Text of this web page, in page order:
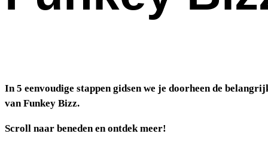
In 5 eenvoudige stappen gidsen we je doorheen de
van Funkey Bizz.
Scroll naar beneden en ontdek meer!